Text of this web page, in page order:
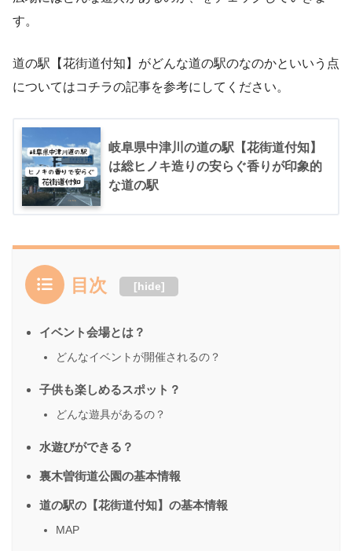
す。
道の駅【花街道付知】がどんな道の駅のなのかといいう点
についてはコチラの記事を参考にしてください。
岐阜県中津川の道の駅【花街道付知】
は総ヒノキ造りの安らぐ香りが印象的
な道の駅
目次 [hide]
イベント会場とは？
どんなイベントが開催されるの？
子供も楽しめるスポット？
どんな遊具があるの？
水遊びができる？
裏木曽街道公園の基本情報
道の駅の【花街道付知】の基本情報
MAP